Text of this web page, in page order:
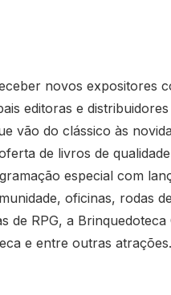
novos expositores
editoras e
vão do clássico às
de livros de
especial com
oficinas, rodas
de RPG, a
e entre outras atrações.